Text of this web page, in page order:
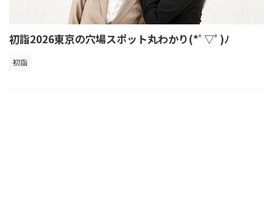
初詣2026東京の穴場スポット丸わかり(*ﾟ▽ﾟ)ﾉ
初詣